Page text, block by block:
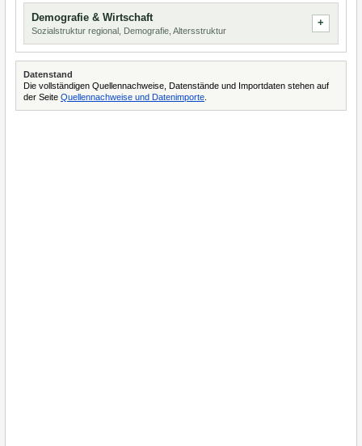
Demografie & Wirtschaft
Sozialstruktur regional, Demografie, Altersstruktur
Datenstand
Die vollständigen Quellennachweise, Datenstände und Importdaten stehen auf
der Seite Quellennachweise und Datenimporte